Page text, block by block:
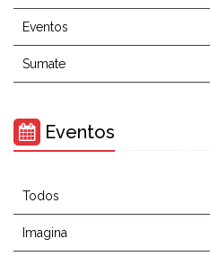
Eventos
Sumate
Eventos
Todos
Imagina